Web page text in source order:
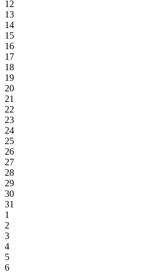
12
13
14
15
16
17
18
19
20
21
22
23
24
25
26
27
28
29
30
31
1
2
3
4
5
6